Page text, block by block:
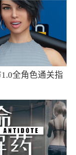
全角色通关指